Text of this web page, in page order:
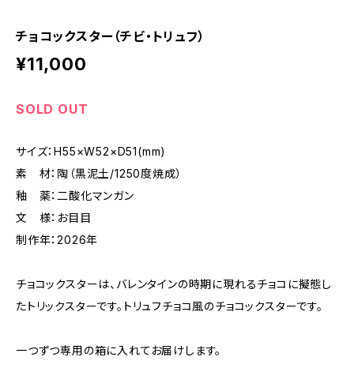
チョコックスター（チビ・トリュフ）
¥11,000
SOLD OUT
サイズ：H55×W52×D51(mm)
素 材：陶（黒泥土/1250度焼成）
釉 薬：二酸化マンガン
文 様：お目目
制作年：2026年
チョコックスターは、バレンタインの時期に現れるチョコに擬態し
たトリックスターです。トリュフチョコ風のチョコックスターです。
一つずつ専用の箱に入れてお届けします。